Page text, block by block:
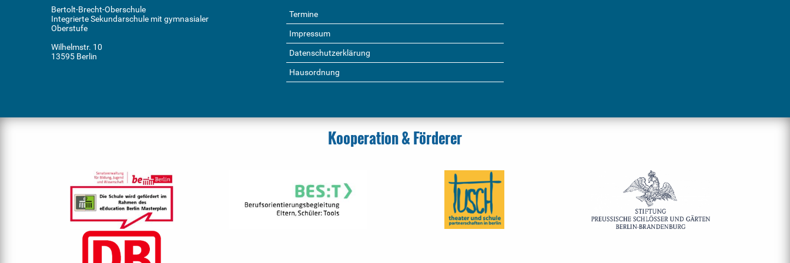
Bertolt-Brecht-Oberschule
Integrierte Sekundarschule mit gymnasialer
Oberstufe
Wilhelmstr. 10
13595 Berlin
Termine
Impressum
Datenschutzerklärung
Hausordnung
Kooperation & Förderer